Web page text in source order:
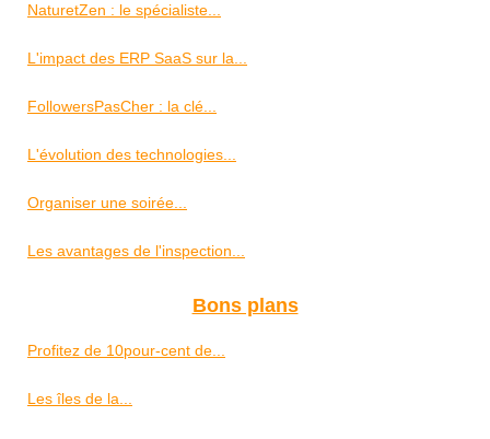
NaturetZen : le spécialiste...
L'impact des ERP SaaS sur la...
FollowersPasCher : la clé...
L'évolution des technologies...
Organiser une soirée...
Les avantages de l'inspection...
Bons plans
Profitez de 10pour-cent de...
Les îles de la...